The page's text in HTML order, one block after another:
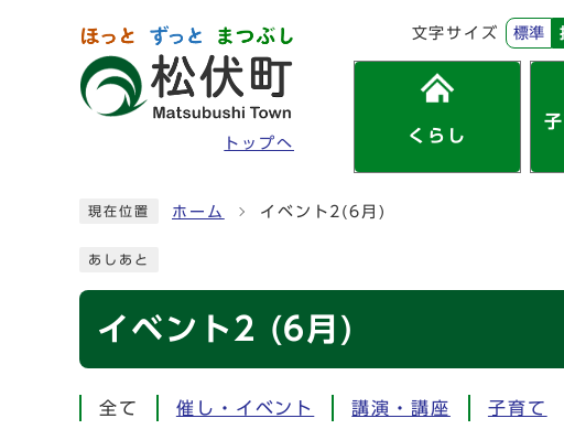
トップへ
文字サイズ 標準
くらし
現在位置 ホーム イベント2(6月)
あしあと
イベント2 (6月)
全て 催し・イベント 講演・講座 子育て